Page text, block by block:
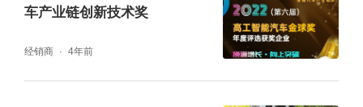
车产业链创新技术奖
经销商 4年前